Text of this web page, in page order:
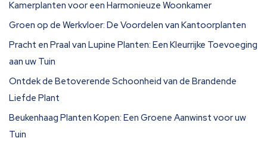
Kamerplanten voor een Harmonieuze Woonkamer
Groen op de Werkvloer: De Voordelen van Kantoorplanten
Pracht en Praal van Lupine Planten: Een Kleurrijke Toevoeging
aan uw Tuin
Ontdek de Betoverende Schoonheid van de Brandende
Liefde Plant
Beukenhaag Planten Kopen: Een Groene Aanwinst voor uw
Tuin